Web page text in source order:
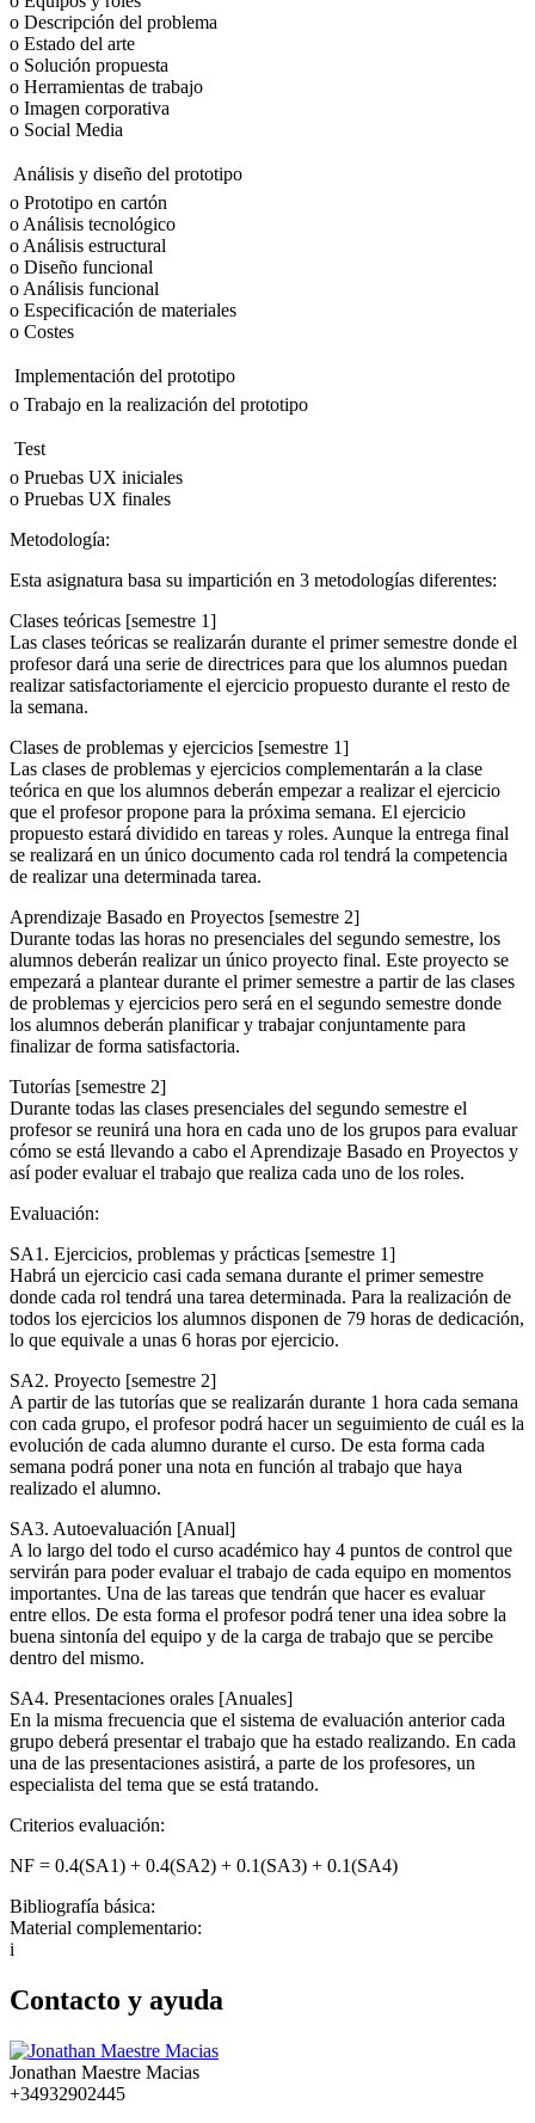
o Descripción del problema
o Estado del arte
o Solución propuesta
o Herramientas de trabajo
o Imagen corporativa
o Social Media
 Análisis y diseño del prototipo
o Prototipo en cartón
o Análisis tecnológico
o Análisis estructural
o Diseño funcional
o Análisis funcional
o Especificación de materiales
o Costes
 Implementación del prototipo
o Trabajo en la realización del prototipo
 Test
o Pruebas UX iniciales
o Pruebas UX finales
Metodología:
Esta asignatura basa su impartición en 3 metodologías diferentes:
Clases teóricas [semestre 1]
Las clases teóricas se realizarán durante el primer semestre donde el
profesor dará una serie de directrices para que los alumnos puedan
realizar satisfactoriamente el ejercicio propuesto durante el resto de
la semana.
Clases de problemas y ejercicios [semestre 1]
Las clases de problemas y ejercicios complementarán a la clase
teórica en que los alumnos deberán empezar a realizar el ejercicio
que el profesor propone para la próxima semana. El ejercicio
propuesto estará dividido en tareas y roles. Aunque la entrega final
se realizará en un único documento cada rol tendrá la competencia
de realizar una determinada tarea.
Aprendizaje Basado en Proyectos [semestre 2]
Durante todas las horas no presenciales del segundo semestre, los
alumnos deberán realizar un único proyecto final. Este proyecto se
empezará a plantear durante el primer semestre a partir de las clases
de problemas y ejercicios pero será en el segundo semestre donde
los alumnos deberán planificar y trabajar conjuntamente para
finalizar de forma satisfactoria.
Tutorías [semestre 2]
Durante todas las clases presenciales del segundo semestre el
profesor se reunirá una hora en cada uno de los grupos para evaluar
cómo se está llevando a cabo el Aprendizaje Basado en Proyectos y
así poder evaluar el trabajo que realiza cada uno de los roles.
Evaluación:
SA1. Ejercicios, problemas y prácticas [semestre 1]
Habrá un ejercicio casi cada semana durante el primer semestre
donde cada rol tendrá una tarea determinada. Para la realización de
todos los ejercicios los alumnos disponen de 79 horas de dedicación,
lo que equivale a unas 6 horas por ejercicio.
SA2. Proyecto [semestre 2]
A partir de las tutorías que se realizarán durante 1 hora cada semana
con cada grupo, el profesor podrá hacer un seguimiento de cuál es la
evolución de cada alumno durante el curso. De esta forma cada
semana podrá poner una nota en función al trabajo que haya
realizado el alumno.
SA3. Autoevaluación [Anual]
A lo largo del todo el curso académico hay 4 puntos de control que
servirán para poder evaluar el trabajo de cada equipo en momentos
importantes. Una de las tareas que tendrán que hacer es evaluar
entre ellos. De esta forma el profesor podrá tener una idea sobre la
buena sintonía del equipo y de la carga de trabajo que se percibe
dentro del mismo.
SA4. Presentaciones orales [Anuales]
En la misma frecuencia que el sistema de evaluación anterior cada
grupo deberá presentar el trabajo que ha estado realizando. En cada
una de las presentaciones asistirá, a parte de los profesores, un
especialista del tema que se está tratando.
Criterios evaluación:
NF = 0.4(SA1) + 0.4(SA2) + 0.1(SA3) + 0.1(SA4)
Bibliografía básica:
Material complementario:
i
Contacto y ayuda
Jonathan Maestre Macias
+34932902445